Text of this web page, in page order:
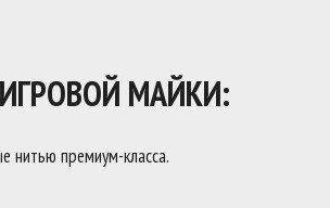
МАЙКИ:
нитью премиум-класса.